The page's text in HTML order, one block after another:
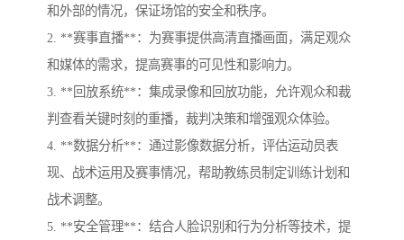
和外部的情况，保证场馆的安全和秩序。
2. **赛事直播**：为赛事提供高清直播画面，满足观众
和媒体的需求，提高赛事的可见性和影响力。
3. **回放系统**：集成录像和回放功能，允许观众和裁
判查看关键时刻的重播，裁判决策和增强观众体验。
4. **数据分析**：通过影像数据分析，评估运动员表
现、战术运用及赛事情况，帮助教练员制定训练计划和
战术调整。
5. **安全管理**：结合人脸识别和行为分析等技术，提